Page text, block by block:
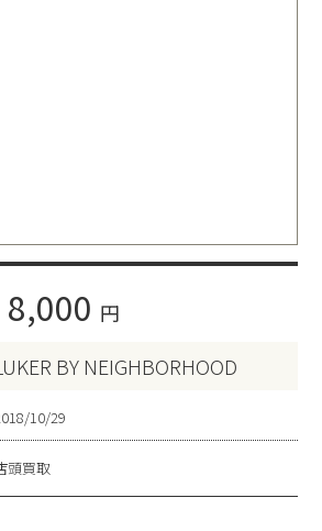
8,000 円
BY NEIGHBORHOOD
10/29
頭買取